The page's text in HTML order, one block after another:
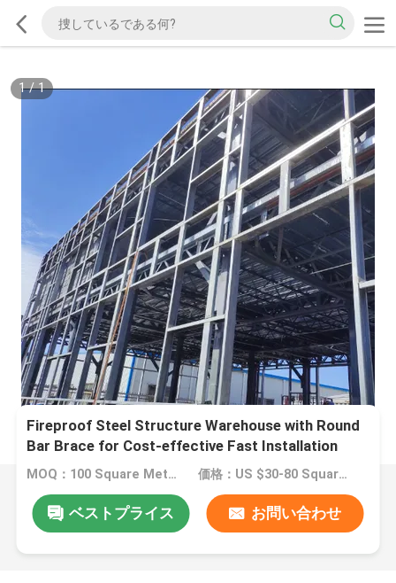
1/1
Fireproof Steel Structure Warehouse with Round
Bar Brace for Cost-effective Fast Installation
MOQ：100 Square Meter 価格：US $30-80 Square Meter
ベストプライス お問い合わせ